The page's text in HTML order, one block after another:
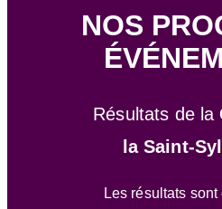
NOS
Résultats de la
la Saint-
Les résultats